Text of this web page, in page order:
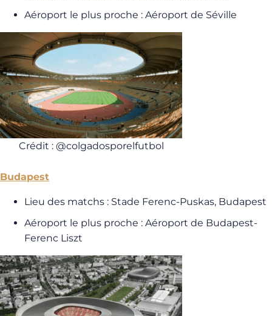
Aéroport le plus proche : Aéroport de Séville
Crédit : @colgadosporelfutbol
Budapest
Lieu des matchs : Stade Ferenc-Puskas, Budapest
Aéroport le plus proche : Aéroport de Budapest-
Ferenc Liszt